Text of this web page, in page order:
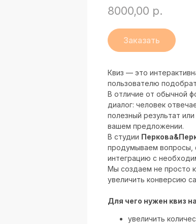
8000,00 р.
Заказать
Квиз — это
пользователю
В отличие от обычной
диалог: человек
полезный результат
вашем предложении.
В студии
продумываем вопросы,
интеграцию с
Мы создаем не просто
увеличить конверсию
Для чего нужен квиз
увеличить